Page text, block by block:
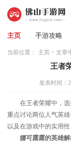
主页 手游攻略
当前位置： 主页 > 文章
王者
发表时间：
在王者荣耀中，
重点讨论两位人气英
以及在游戏中的实用
娜可露露的英雄